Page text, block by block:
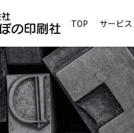
TOP サービス